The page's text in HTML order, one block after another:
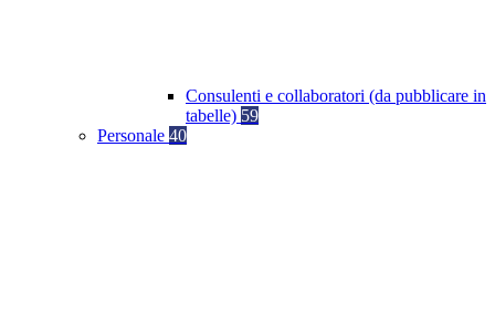
Consulenti e collaboratori (da pubblicare in
tabelle) 59
Personale 40